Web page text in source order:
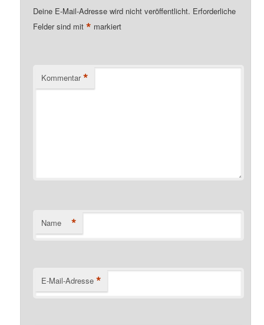
Deine E-Mail-Adresse wird nicht veröffentlicht. Erforderliche
Felder sind mit* markiert
Kommentar *
Name *
E-Mail-Adresse *